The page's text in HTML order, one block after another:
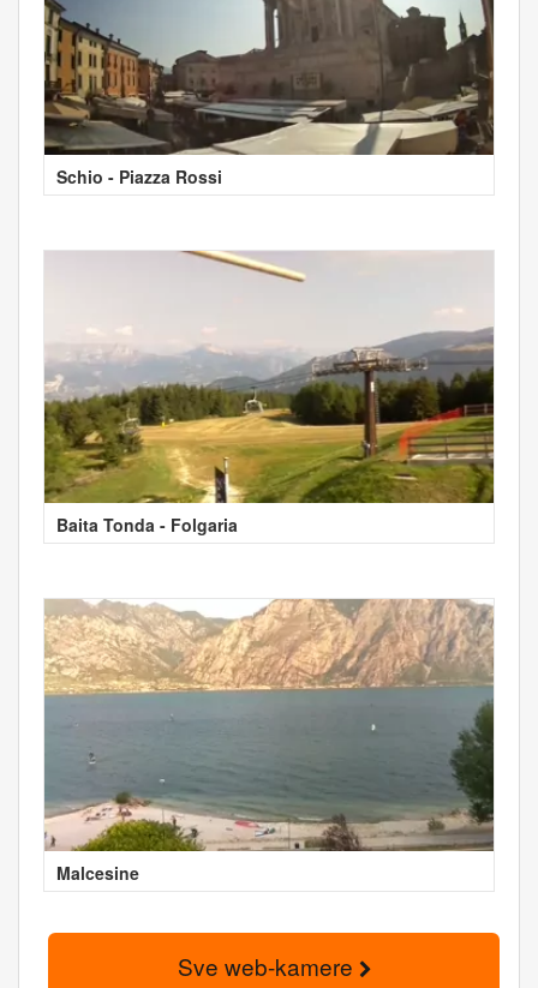
Schio - Piazza Rossi
Baita Tonda - Folgaria
Malcesine
Sve web-kamere